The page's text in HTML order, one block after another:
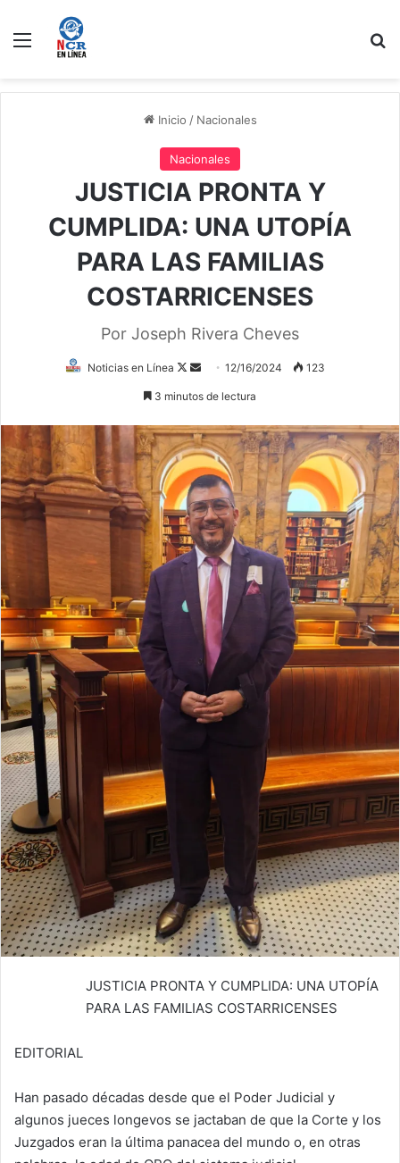
Menú
Inicio / Nacionales
Nacionales
JUSTICIA PRONTA Y
CUMPLIDA: UNA UTOPÍA
PARA LAS FAMILIAS
COSTARRICENSES
Por Joseph Rivera Cheves
Noticias en Línea
Follow
Send12/16/2024 123
3 minutos de lectura
JUSTICIA PRONTA Y CUMPLIDA: UNA UTOPÍA
PARA LAS FAMILIAS COSTARRICENSES
EDITORIAL
Han pasado décadas desde que el Poder Judicial y
algunos jueces longevos se jactaban de que la Corte y los
Juzgados eran la última panacea del mundo o, en otras